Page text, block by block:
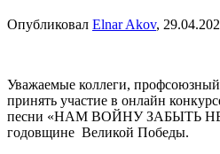
Опубликовал Elnar Akov,
Уважаемые коллеги,
принять участие в онлайн
песни «НАМ ВОЙНУ ЗАБЫТЬ
годовщине Великой Победы.